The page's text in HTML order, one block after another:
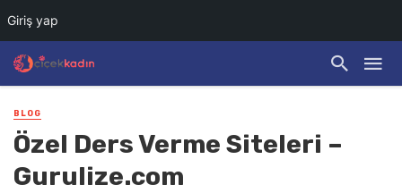
Giriş yap
BLOG
Özel Ders Verme Siteleri –
Gurulize.com